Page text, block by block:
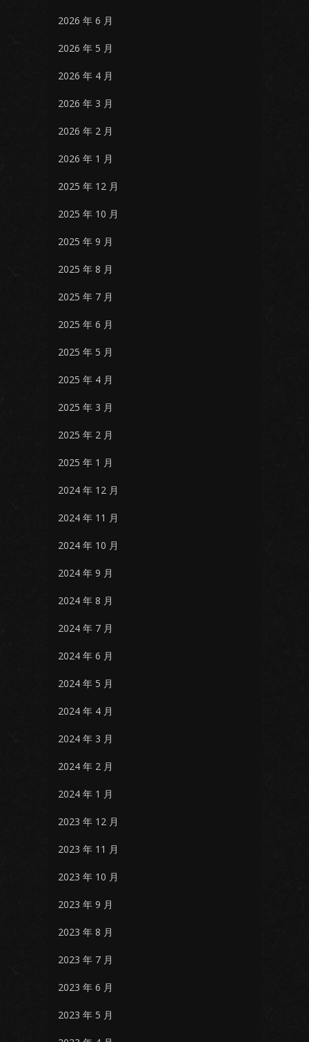
2026 年 6 月
2026 年 5 月
2026 年 4 月
2026 年 3 月
2026 年 2 月
2026 年 1 月
2025 年 12 月
2025 年 10 月
2025 年 9 月
2025 年 8 月
2025 年 7 月
2025 年 6 月
2025 年 5 月
2025 年 4 月
2025 年 3 月
2025 年 2 月
2025 年 1 月
2024 年 12 月
2024 年 11 月
2024 年 10 月
2024 年 9 月
2024 年 8 月
2024 年 7 月
2024 年 6 月
2024 年 5 月
2024 年 4 月
2024 年 3 月
2024 年 2 月
2024 年 1 月
2023 年 12 月
2023 年 11 月
2023 年 10 月
2023 年 9 月
2023 年 8 月
2023 年 7 月
2023 年 6 月
2023 年 5 月